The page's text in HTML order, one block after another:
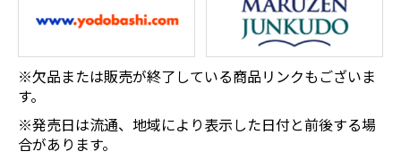
※欠品または販売が終了している商品リンクもございま
す。
※発売日は流通、地域により表示した日付と前後する場
合があります。